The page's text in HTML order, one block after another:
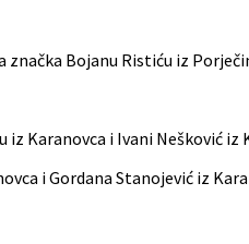
Bojanu Ristiću iz
Karanovca i Ivani Nešković iz
i Gordana Stanojević iz